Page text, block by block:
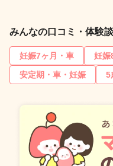
みんなの口コミ・体験
妊娠7ヶ月・車 妊娠
安定期・車・妊娠
5